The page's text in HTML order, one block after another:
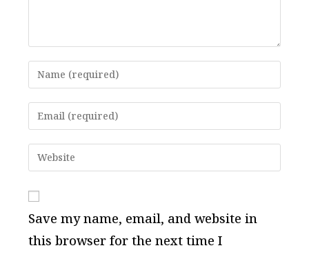
Enter
your
name
or
comment
Enter
your
email
address
Enter
your
URL
(optional)
Save my name, email, and website in
this browser for the next time I